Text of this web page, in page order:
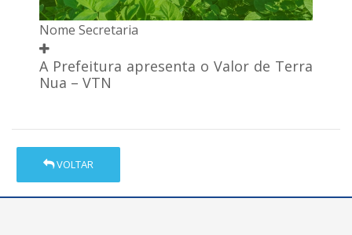
Nome Secretaria
A Prefeitura apresenta o Valor de Terra
Nua – VTN
VOLTAR